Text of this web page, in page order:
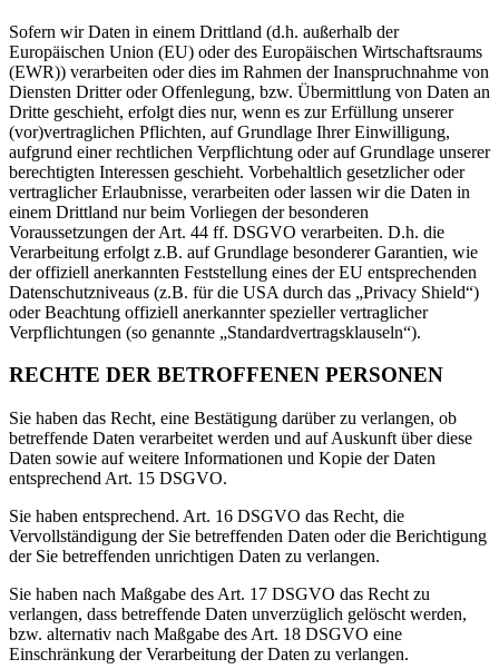
Sofern wir Daten in einem Drittland (d.h. außerhalb der
Europäischen Union (EU) oder des Europäischen Wirtschaftsraums
(EWR)) verarbeiten oder dies im Rahmen der Inanspruchnahme von
Diensten Dritter oder Offenlegung, bzw. Übermittlung von Daten an
Dritte geschieht, erfolgt dies nur, wenn es zur Erfüllung unserer
(vor)vertraglichen Pflichten, auf Grundlage Ihrer Einwilligung,
aufgrund einer rechtlichen Verpflichtung oder auf Grundlage unserer
berechtigten Interessen geschieht. Vorbehaltlich gesetzlicher oder
vertraglicher Erlaubnisse, verarbeiten oder lassen wir die Daten in
einem Drittland nur beim Vorliegen der besonderen
Voraussetzungen der Art. 44 ff. DSGVO verarbeiten. D.h. die
Verarbeitung erfolgt z.B. auf Grundlage besonderer Garantien, wie
der offiziell anerkannten Feststellung eines der EU entsprechenden
Datenschutzniveaus (z.B. für die USA durch das „Privacy Shield“)
oder Beachtung offiziell anerkannter spezieller vertraglicher
Verpflichtungen (so genannte „Standardvertragsklauseln“).
RECHTE DER BETROFFENEN PERSONEN
Sie haben das Recht, eine Bestätigung darüber zu verlangen, ob
betreffende Daten verarbeitet werden und auf Auskunft über diese
Daten sowie auf weitere Informationen und Kopie der Daten
entsprechend Art. 15 DSGVO.
Sie haben entsprechend. Art. 16 DSGVO das Recht, die
Vervollständigung der Sie betreffenden Daten oder die Berichtigung
der Sie betreffenden unrichtigen Daten zu verlangen.
Sie haben nach Maßgabe des Art. 17 DSGVO das Recht zu
verlangen, dass betreffende Daten unverzüglich gelöscht werden,
bzw. alternativ nach Maßgabe des Art. 18 DSGVO eine
Einschränkung der Verarbeitung der Daten zu verlangen.